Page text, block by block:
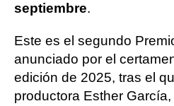
septiembre.
Este es el segundo
anunciado por el
edición de 2025, tras el
productora Esther